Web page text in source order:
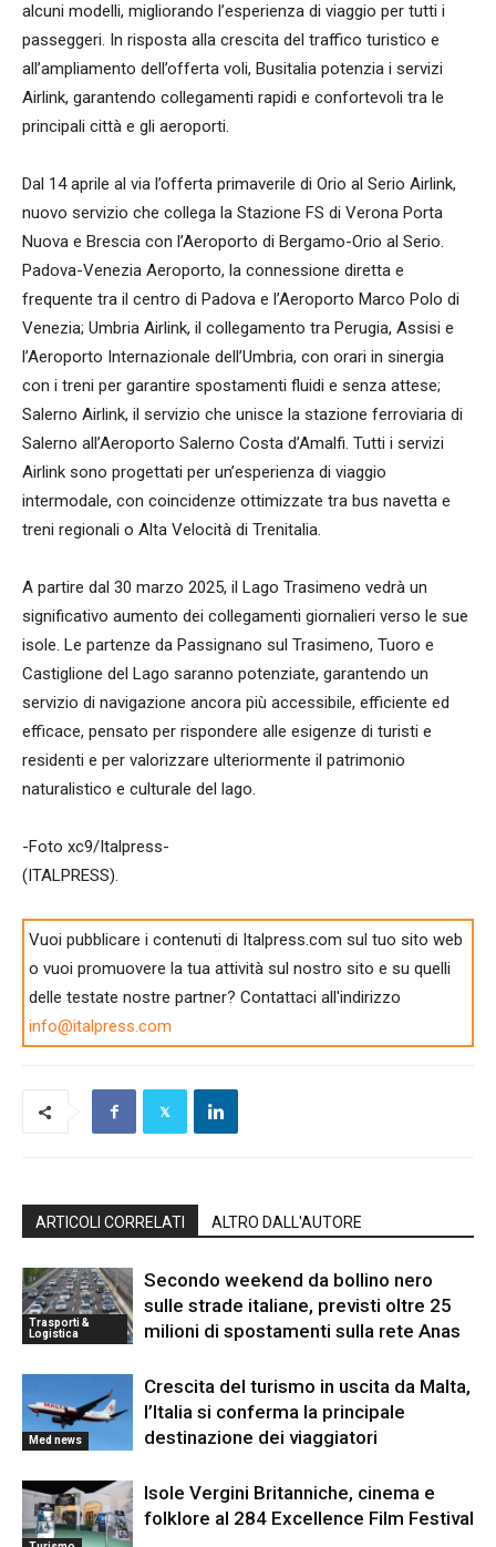
alcuni modelli, migliorando l’esperienza di viaggio per tutti i
passeggeri. In risposta alla crescita del traffico turistico e
all’ampliamento dell’offerta voli, Busitalia potenzia i servizi
Airlink, garantendo collegamenti rapidi e confortevoli tra le
principali città e gli aeroporti.
Dal 14 aprile al via l’offerta primaverile di Orio al Serio Airlink,
nuovo servizio che collega la Stazione FS di Verona Porta
Nuova e Brescia con l’Aeroporto di Bergamo-Orio al Serio.
Padova-Venezia Aeroporto, la connessione diretta e
frequente tra il centro di Padova e l’Aeroporto Marco Polo di
Venezia; Umbria Airlink, il collegamento tra Perugia, Assisi e
l’Aeroporto Internazionale dell’Umbria, con orari in sinergia
con i treni per garantire spostamenti fluidi e senza attese;
Salerno Airlink, il servizio che unisce la stazione ferroviaria di
Salerno all’Aeroporto Salerno Costa d’Amalfi. Tutti i servizi
Airlink sono progettati per un’esperienza di viaggio
intermodale, con coincidenze ottimizzate tra bus navetta e
treni regionali o Alta Velocità di Trenitalia.
A partire dal 30 marzo 2025, il Lago Trasimeno vedrà un
significativo aumento dei collegamenti giornalieri verso le sue
isole. Le partenze da Passignano sul Trasimeno, Tuoro e
Castiglione del Lago saranno potenziate, garantendo un
servizio di navigazione ancora più accessibile, efficiente ed
efficace, pensato per rispondere alle esigenze di turisti e
residenti e per valorizzare ulteriormente il patrimonio
naturalistico e culturale del lago.
-Foto xc9/Italpress-
(ITALPRESS).
Vuoi pubblicare i contenuti di Italpress.com sul tuo sito web
o vuoi promuovere la tua attività sul nostro sito e su quelli
delle testate nostre partner? Contattaci all'indirizzo
info@italpress.com
ARTICOLI CORRELATI ALTRO DALL'AUTORE
Trasporti &
Logistica
Secondo weekend da bollino nero
sulle strade italiane, previsti oltre 25
milioni di spostamenti sulla rete Anas
Med news
Crescita del turismo in uscita da Malta,
l’Italia si conferma la principale
destinazione dei viaggiatori
Isole Vergini Britanniche, cinema e
folklore al 284 Excellence Film Festival